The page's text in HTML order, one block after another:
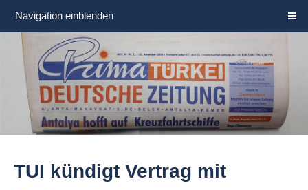
Navigation einblenden
TUI kündigt Vertrag mit